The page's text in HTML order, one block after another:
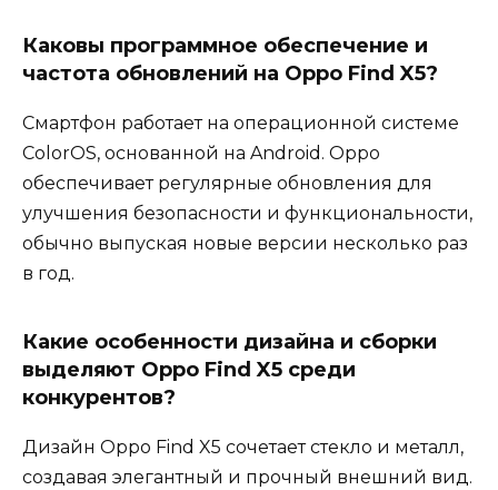
Каковы программное обеспечение и
частота обновлений на Oppo Find X5?
Смартфон работает на операционной системе
ColorOS, основанной на Android. Oppo
обеспечивает регулярные обновления для
улучшения безопасности и функциональности,
обычно выпуская новые версии несколько раз
в год.
Какие особенности дизайна и сборки
выделяют Oppo Find X5 среди
конкурентов?
Дизайн Oppo Find X5 сочетает стекло и металл,
создавая элегантный и прочный внешний вид.